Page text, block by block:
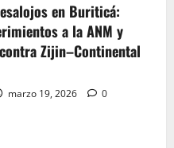
en Buriticá:
a la ANM y
Zijin–Continental
marzo 19, 2026 0